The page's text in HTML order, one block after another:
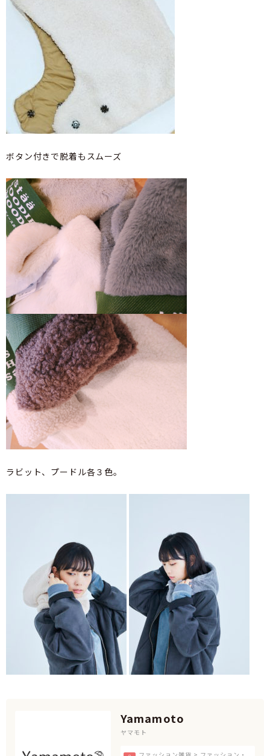
ボタン付きで脱着もスムーズ
ラビット、プードル各３色。
Yamamoto
ヤマモト